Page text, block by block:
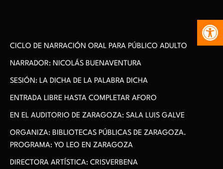
CICLO DE NARRACIÓN ORAL PARA PÚBLICO ADULTO
NARRADOR: NICOLÁS BUENAVENTURA
SESIÓN: LA DICHA DE LA PALABRA DICHA
ENTRADA LIBRE HASTA COMPLETAR AFORO
EN EL AUDITORIO DE ZARAGOZA: SALA LUIS GALVE
ORGANIZA: BIBLIOTECAS PÚBLICAS DE ZARAGOZA.
PROGRAMA: YO LEO EN ZARAGOZA
DIRECTORA ARTÍSTICA: CRISVERBENA